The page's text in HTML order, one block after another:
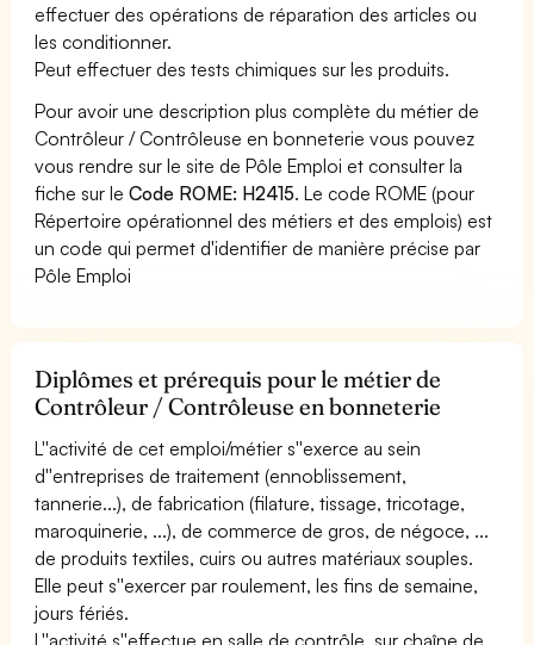
effectuer des opérations de réparation des articles ou
les conditionner.
Peut effectuer des tests chimiques sur les produits.
Pour avoir une description plus complète du métier de
Contrôleur / Contrôleuse en bonneterie vous pouvez
vous rendre sur le site de Pôle Emploi et consulter la
fiche sur leCode ROME: H2415. Le code ROME (pour
Répertoire opérationnel des métiers et des emplois) est
un code qui permet d'identifier de manière précise par
Pôle Emploi
Diplômes et prérequis pour le métier de
Contrôleur / Contrôleuse en bonneterie
L''activité de cet emploi/métier s''exerce au sein
d''entreprises de traitement (ennoblissement,
tannerie...), de fabrication (filature, tissage, tricotage,
maroquinerie, ...), de commerce de gros, de négoce, ...
de produits textiles, cuirs ou autres matériaux souples.
Elle peut s''exercer par roulement, les fins de semaine,
jours fériés.
L''activité s''effectue en salle de contrôle, sur chaîne de